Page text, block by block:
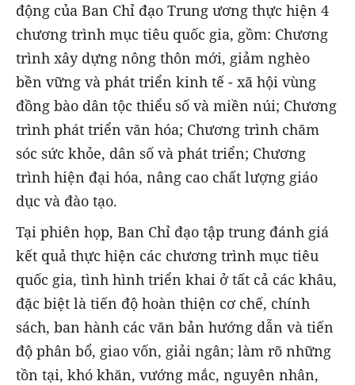
động của Ban Chỉ đạo Trung ương thực hiện 4
chương trình mục tiêu quốc gia, gồm: Chương
trình xây dựng nông thôn mới, giảm nghèo
bền vững và phát triển kinh tế - xã hội vùng
đồng bào dân tộc thiểu số và miền núi; Chương
trình phát triển văn hóa; Chương trình chăm
sóc sức khỏe, dân số và phát triển; Chương
trình hiện đại hóa, nâng cao chất lượng giáo
dục và đào tạo.
Tại phiên họp, Ban Chỉ đạo tập trung đánh giá
kết quả thực hiện các chương trình mục tiêu
quốc gia, tình hình triển khai ở tất cả các khâu,
đặc biệt là tiến độ hoàn thiện cơ chế, chính
sách, ban hành các văn bản hướng dẫn và tiến
độ phân bổ, giao vốn, giải ngân; làm rõ những
tồn tại, khó khăn, vướng mắc, nguyên nhân,